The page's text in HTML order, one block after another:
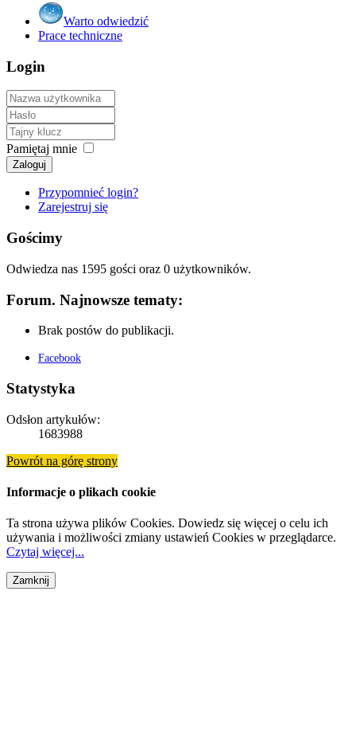
Warto odwiedzić
Prace techniczne
Login
Pamiętaj mnie
Zaloguj
Przypomnieć login?
Zarejestruj się
Gościmy
Odwiedza nas 1595 gości oraz 0 użytkowników.
Forum. Najnowsze tematy:
Brak postów do publikacji.
Facebook
Statystyka
Odsłon artykułów:
1683988
Powrót na górę strony
Informacje o plikach cookie
Ta strona używa plików Cookies. Dowiedz się więcej o celu ich
używania i możliwości zmiany ustawień Cookies w przeglądarce.
Czytaj więcej...